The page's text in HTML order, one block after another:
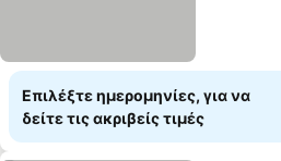
Επιλέξτε ημερομηνίες, για να
δείτε τις ακριβείς τιμές